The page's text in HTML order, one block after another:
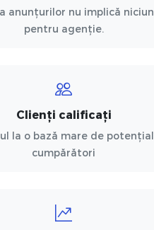
anunțurilor nu implică
pentru agenție.
Clienți calificați
la o bază mare de
cumpărători